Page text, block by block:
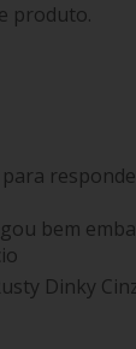
produto.
bem
Dinky